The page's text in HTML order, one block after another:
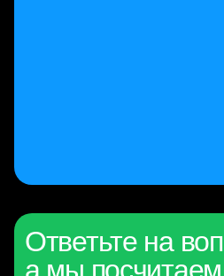
Ответьте на
а мы посчитаем